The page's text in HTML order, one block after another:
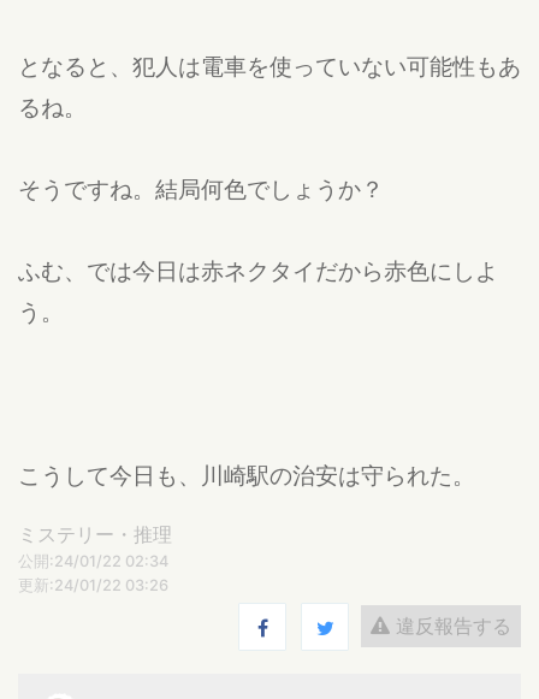
となると、犯人は電車を使っていない可能性もあ
るね。
そうですね。結局何色でしょうか？
ふむ、では今日は赤ネクタイだから赤色にしよ
う。
こうして今日も、川崎駅の治安は守られた。
ミステリー・推理
公開:24/01/22 02:34
更新:24/01/22 03:26
違反報告する